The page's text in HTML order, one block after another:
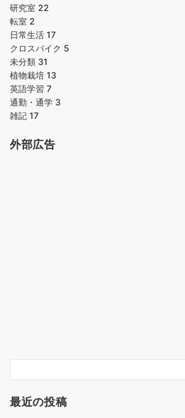
研究室 22
転室 2
日常生活 17
クロスバイク 5
未分類 31
植物栽培 13
英語学習 7
通勤・通学 3
雑記 17
外部広告
最近の投稿